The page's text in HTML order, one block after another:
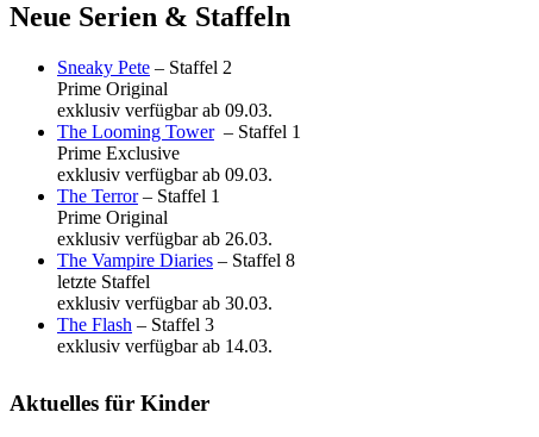
Neue Serien & Staffeln
Sneaky Pete – Staffel 2
Prime Original
exklusiv verfügbar ab 09.03.
The Looming Tower– Staffel 1
Prime Exclusive
exklusiv verfügbar ab 09.03.
The Terror– Staffel 1
Prime Original
exklusiv verfügbar ab 26.03.
The Vampire Diaries – Staffel 8
letzte Staffel
exklusiv verfügbar ab 30.03.
The Flash – Staffel 3
exklusiv verfügbar ab 14.03.
Aktuelles für Kinder